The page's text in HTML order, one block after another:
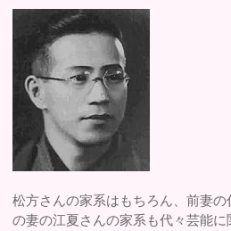
松方さんの家系はもちろん、前妻
の妻の江夏さんの家系も代々芸能に